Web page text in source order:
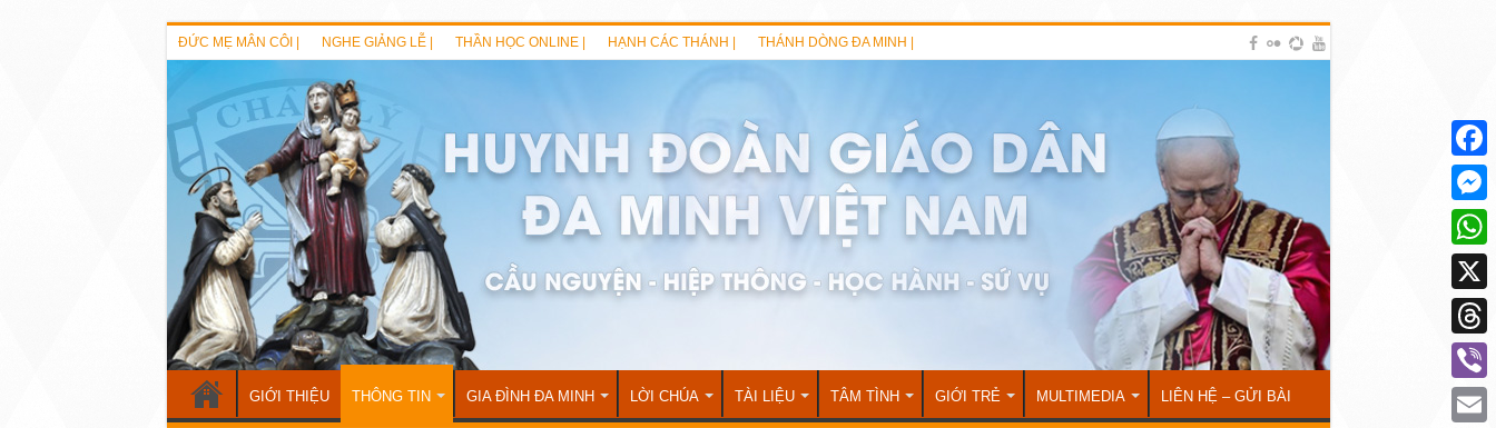
ĐỨC MẸ MÂN CÔI | NGHE GIẢNG LỄ | THẦN HỌC ONLINE | HẠNH CÁC THÁNH | THÁNH DÒNG ĐA MINH |
GIỚI THIỆU THÔNG TIN GIA ĐÌNH ĐA MINH LỜI CHÚA TÀI LIỆU TÂM TÌNH GIỚI TRẺ MULTIMEDIA LIÊN HỆ – GỬI BÀI
X
Viber